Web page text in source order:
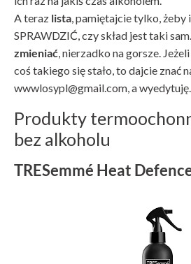
A teraz lista , pamiętajcie tylko, żeby
SPRAWDZIĆ, czy skład jest taki sam.
zmieniać , nierzadko na gorsze.
coś takiego się stało, to dajcie znać
wwwlosypl@gmail.com, a wyedytuję.
Produkty
bez alkoholu
TRESemmé Heat